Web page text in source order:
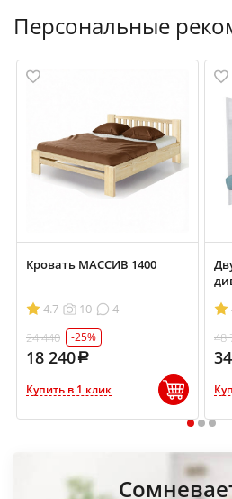
Персональные
Кровать МАССИВ 1400
4.7 10
4
24 440
-25%
18 240
Купить в 1 клик
48
1 2 3